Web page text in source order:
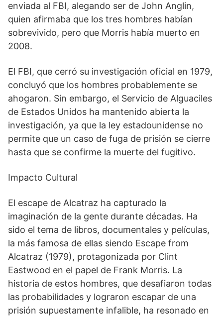
enviada al FBI, alegando ser de John Anglin,
quien afirmaba que los tres hombres habían
sobrevivido, pero que Morris había muerto en
2008.
El FBI, que cerró su investigación oficial en 1979,
concluyó que los hombres probablemente se
ahogaron. Sin embargo, el Servicio de Alguaciles
de Estados Unidos ha mantenido abierta la
investigación, ya que la ley estadounidense no
permite que un caso de fuga de prisión se cierre
hasta que se confirme la muerte del fugitivo.
Impacto Cultural
El escape de Alcatraz ha capturado la
imaginación de la gente durante décadas. Ha
sido el tema de libros, documentales y películas,
la más famosa de ellas siendo Escape from
Alcatraz (1979), protagonizada por Clint
Eastwood en el papel de Frank Morris. La
historia de estos hombres, que desafiaron todas
las probabilidades y lograron escapar de una
prisión supuestamente infalible, ha resonado en